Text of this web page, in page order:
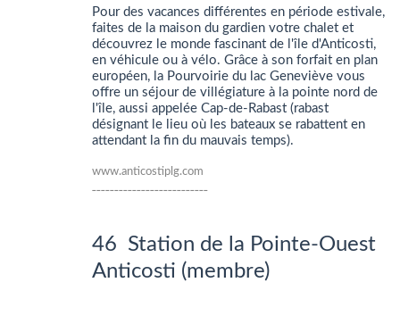
Pour des vacances différentes en période estivale,
faites de la maison du gardien votre chalet et
découvrez le monde fascinant de l'île d'Anticosti,
en véhicule ou à vélo. Grâce à son forfait en plan
européen, la Pourvoirie du lac Geneviève vous
offre un séjour de villégiature à la pointe nord de
l'île, aussi appelée Cap-de-Rabast (rabast
désignant le lieu où les bateaux se rabattent en
attendant la fin du mauvais temps).
www.anticostiplg.com
46 Station de la Pointe-Ouest
Anticosti (membre)